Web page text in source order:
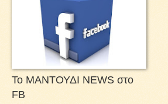
Το ΜΑΝΤΟΥΔΙ NEWS στο
FB